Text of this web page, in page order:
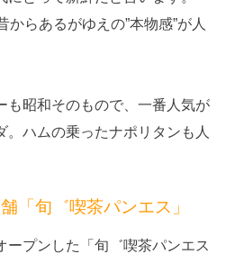
らあるがゆえの”本物感”が人
も昭和そのもので、一番人気が
。ハムの乗ったナポリタンも人
「旬゛喫茶パンエス」
ープンした「旬゛喫茶パンエス